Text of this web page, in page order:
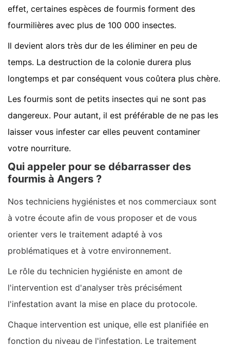
effet, certaines espèces de fourmis forment des
fourmilières avec plus de 100 000 insectes.
Il devient alors très dur de les éliminer en peu de
temps. La destruction de la colonie durera plus
longtemps et par conséquent vous coûtera plus chère.
Les fourmis sont de petits insectes qui ne sont pas
dangereux. Pour autant, il est préférable de ne pas les
laisser vous infester car elles peuvent contaminer
votre nourriture.
Qui appeler pour se débarrasser des
fourmis à Angers ?
Nos techniciens hygiénistes et nos commerciaux sont
à votre écoute afin de vous proposer et de vous
orienter vers le traitement adapté à vos
problématiques et à votre environnement.
Le rôle du technicien hygiéniste en amont de
l'intervention est d'analyser très précisément
l'infestation avant la mise en place du protocole.
Chaque intervention est unique, elle est planifiée en
fonction du niveau de l'infestation. Le traitement